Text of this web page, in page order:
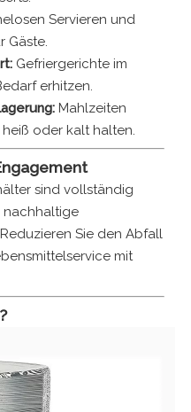
Servieren und
Gäste.
Gefriergerichte im
erhitzen.
Mahlzeiten
oder kalt halten.
sind vollständig
nachhaltige
Sie den Abfall
mit